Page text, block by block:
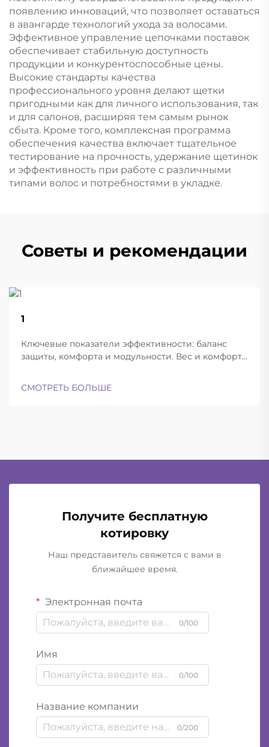
появлению инноваций, что позволяет оставаться
в авангарде технологий ухода за волосами.
Эффективное управление цепочками поставок
обеспечивает стабильную доступность
продукции и конкурентоспособные цены.
Высокие стандарты качества
профессионального уровня делают щетки
пригодными как для личного использования, так
и для салонов, расширяя тем самым рынок
сбыта. Кроме того, комплексная программа
обеспечения качества включает тщательное
тестирование на прочность, удержание щетинок
и эффективность при работе с различными
типами волос и потребностями в укладке.
Советы и рекомендации
1
Ключевые показатели эффективности: баланс
защиты, комфорта и модульности. Вес и комфорт
шлемы успешно находят баланс между
СМОТРЕТЬ БОЛЬШЕ
Получите бесплатную
котировку
Наш представитель свяжется с вами в
ближайшее время.
Электронная почта
0/100
Имя
0/100
Название компании
0/200